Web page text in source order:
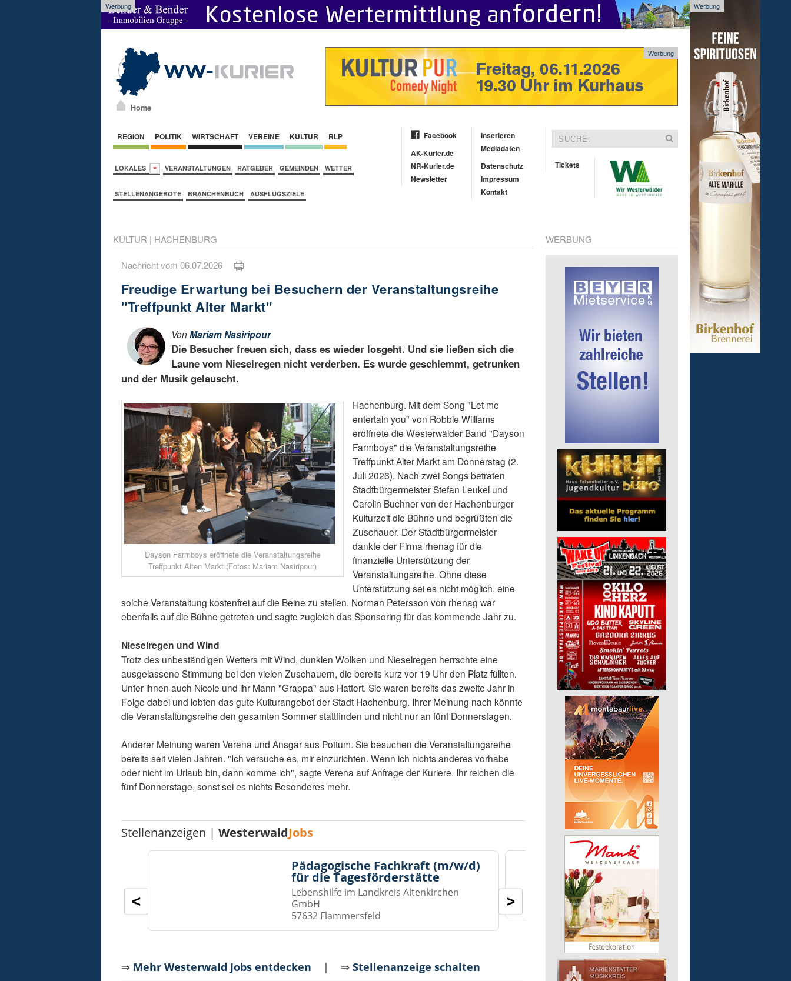
Werbung Werbung
Home
Werbung
REGION POLITIK WIRTSCHAFT VEREINE KULTUR RLP
LOKALES VERANSTALTUNGEN RATGEBER GEMEINDEN WETTER
STELLENANGEBOTE BRANCHENBUCH AUSFLUGSZIELE
Facebook
AK-Kurier.de
NR-Kurier.de
Newsletter
Inserieren
Mediadaten
Datenschutz
Impressum
Kontakt
Tickets
KULTUR | HACHENBURG
Nachricht vom 06.07.2026
Freudige Erwartung bei Besuchern der Veranstaltungsreihe
"Treffpunkt Alter Markt"
VonMariam Nasiripour
Die Besucher freuen sich, dass es wieder losgeht. Und sie ließen sich die
Laune vom Nieselregen nicht verderben. Es wurde geschlemmt, getrunken
und der Musik gelauscht.
Dayson Farmboys eröffnete die Veranstaltungsreihe
Treffpunkt Alten Markt (Fotos: Mariam Nasiripour)
Hachenburg. Mit dem Song "Let me
entertain you" von Robbie Williams
eröffnete die Westerwälder Band "Dayson
Farmboys" die Veranstaltungsreihe
Treffpunkt Alter Markt am Donnerstag (2.
Juli 2026). Nach zwei Songs betraten
Stadtbürgermeister Stefan Leukel und
Carolin Buchner von der Hachenburger
Kulturzeit die Bühne und begrüßten die
Zuschauer. Der Stadtbürgermeister
dankte der Firma rhenag für die
finanzielle Unterstützung der
Veranstaltungsreihe. Ohne diese
Unterstützung sei es nicht möglich, eine
solche Veranstaltung kostenfrei auf die Beine zu stellen. Norman Petersson von rhenag war
ebenfalls auf die Bühne getreten und sagte zugleich das Sponsoring für das kommende Jahr zu.
Nieselregen und Wind
Trotz des unbeständigen Wetters mit Wind, dunklen Wolken und Nieselregen herrschte eine
ausgelassene Stimmung bei den vielen Zuschauern, die bereits kurz vor 19 Uhr den Platz füllten.
Unter ihnen auch Nicole und ihr Mann "Grappa" aus Hattert. Sie waren bereits das zweite Jahr in
Folge dabei und lobten das gute Kulturangebot der Stadt Hachenburg. Ihrer Meinung nach könnte
die Veranstaltungsreihe den gesamten Sommer stattfinden und nicht nur an fünf Donnerstagen.
Anderer Meinung waren Verena und Ansgar aus Pottum. Sie besuchen die Veranstaltungsreihe
bereits seit vielen Jahren. "Ich versuche es, mir einzurichten. Wenn ich nichts anderes vorhabe
oder nicht im Urlaub bin, dann komme ich", sagte Verena auf Anfrage der Kuriere. Ihr reichen die
fünf Donnerstage, sonst sei es nichts Besonderes mehr.
Stellenanzeigen |WesterwaldJobs
Pädagogische Fachkraft (m/w/d)
für die Tagesförderstätte
Lebenshilfe im Landkreis Altenkirchen
GmbH
57632 Flammersfeld
Finanz- und
56242 Marienrachdorf
< >
⇒ Mehr Westerwald Jobs entdecken | ⇒Stellenanzeige schalten
WERBUNG